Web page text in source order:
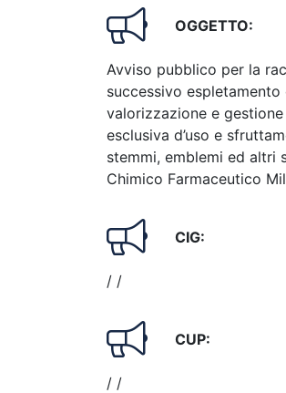
OGGETTO:
Avviso pubblico per la
successivo
valorizzazione e
esclusiva d’uso e
stemmi, emblemi ed
Chimico Farmaceutico
CIG:
/ /
CUP:
/ /